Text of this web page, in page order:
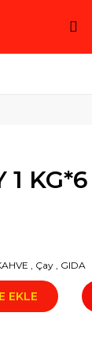
1 KG*6
, Çay , GIDA
EKLE